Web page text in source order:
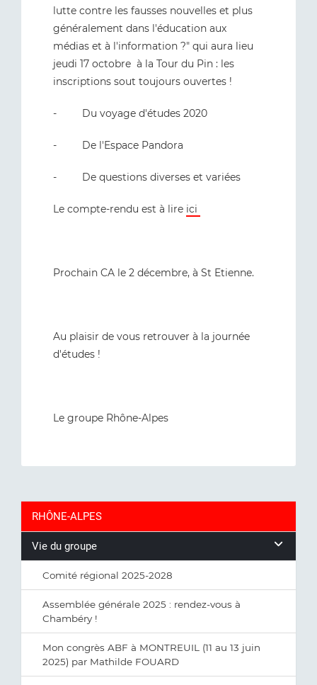
lutte contre les fausses nouvelles et plus
généralement dans l'éducation aux
médias et à l'information ?" qui aura lieu
jeudi 17 octobre à la Tour du Pin : les
inscriptions sout toujours ouvertes !
- Du voyage d'études 2020
- De l'Espace Pandora
- De questions diverses et variées
Le compte-rendu est à lire ici
Prochain CA le 2 décembre, à St Etienne.
Au plaisir de vous retrouver à la journée
d'études !
Le groupe Rhône-Alpes
RHÔNE-ALPES
Vie du groupe
Comité régional 2025-2028
Assemblée générale 2025 : rendez-vous à
Chambéry !
Mon congrès ABF à MONTREUIL (11 au 13 juin
2025) par Mathilde FOUARD